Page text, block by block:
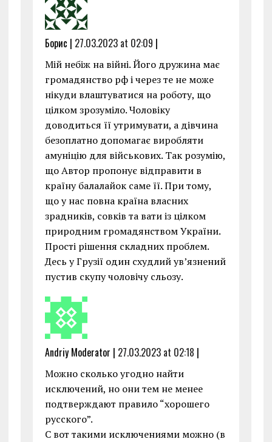
Борис | 27.03.2023 at 02:09 |
Мій небіж на війні. Його дружина має
громадянство рф і через те не може
нікуди влаштуватися на роботу, що
цілком зрозуміло. Чоловіку
доводиться її утримувати, а дівчина
безоплатно допомагає виробляти
амуніцію для військових. Так розумію,
що Автор пропонує відправити в
країну балалайок саме її. При тому,
що у нас повна країна власних
зрадників, совків та вати із цілком
природним громадянством України.
Прості рішення складних проблем.
Десь у Грузії один схудлий ув’язнений
пустив скупу чоловічу сльозу.
Andriy Moderator | 27.03.2023 at 02:18 |
Можно сколько угодно найти
исключений, но они тем не менее
подтверждают правило “хорошего
русского”.
С вот такими исключениями можно (в